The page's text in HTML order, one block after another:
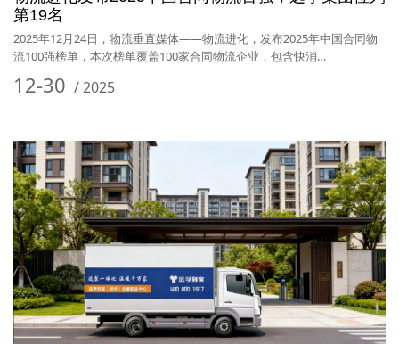
第19名
2025年12月24日，物流垂直媒体——物流进化，发布2025年中国合同物
流100强榜单，本次榜单覆盖100家合同物流企业，包含快消…
12-30 /2025